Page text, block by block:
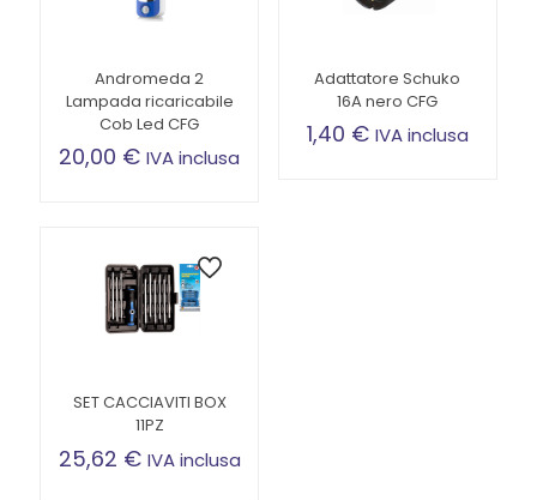
Andromeda 2
Lampada ricaricabile
Cob Led CFG
20,00 € IVA inclusa
Adattatore Schuko
16A nero CFG
1,40 € IVA inclusa
SET CACCIAVITI BOX
11PZ
25,62 € IVA inclusa